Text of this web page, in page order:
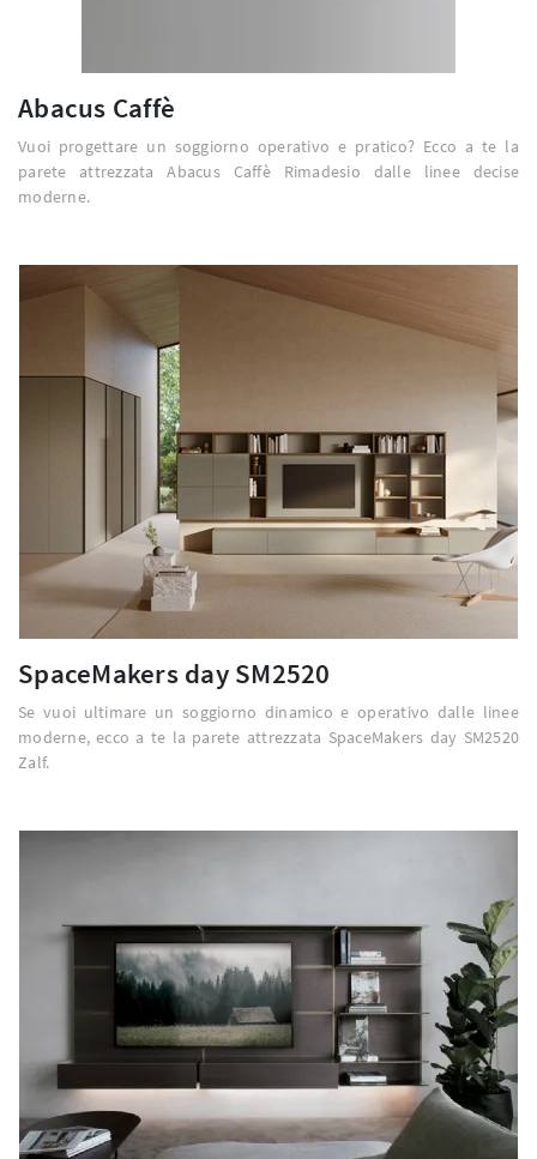
Abacus Caffè
Vuoi progettare un soggiorno operativo e pratico? Ecco a te la
parete attrezzata Abacus Caffè Rimadesio dalle linee decise
moderne.
SpaceMakers day SM2520
Se vuoi ultimare un soggiorno dinamico e operativo dalle linee
moderne, ecco a te la parete attrezzata SpaceMakers day SM2520
Zalf.